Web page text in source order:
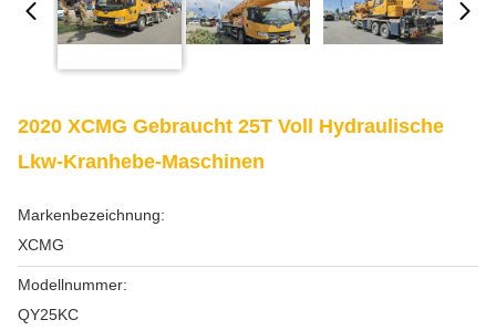
2020 XCMG Gebraucht 25T Voll Hydraulische
Lkw-Kranhebe-Maschinen
Markenbezeichnung:
XCMG
Modellnummer:
QY25KC